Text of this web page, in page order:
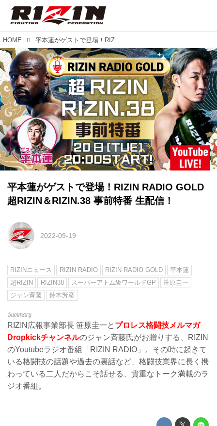
HOME 平本蓮がゲストで登場！RIZIN RADIO GOLD 超RIZIN＆RIZIN.38 事前特番 生配信！
平本蓮がゲストで登場！RIZIN RADIO GOLD
超RIZIN＆RIZIN.38 事前特番 生配信！
2022-09-19
RIZINニュース RIZIN RADIO RIZIN RADIO GOLD
平本蓮
超RIZIN
RIZIN38 スーパーアトム級ワールドGP
笹原圭一
ジャン斉藤
鈴木芳彦
RIZIN広報事業部長 笹原圭一と プロレス格闘技メルマガ
Dropkickチャンネルのジャン斉藤氏がお贈りする、RIZIN
のYoutubeラジオ番組「RIZIN RADIO」。その時に起きて
いる格闘技の話題や過去の裏話など、格闘技業界に長く携
わっている二人だからこそ話せる、貴重なトーク満載のラ
ジオ番組。